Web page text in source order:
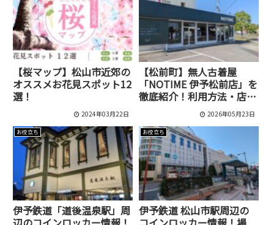
【桜マップ】松山市近郊の
オススメお花見スポット12
選！
2024年03月22日
【松前町】無人古着屋
「NOTIME 伊予松前店」を
徹底紹介！利用方法・店内
の様子・品揃えまとめ
2026年05月23日
お役立ち
伊予鉄道「道後温泉駅」周
お役立ち
伊予鉄道 松山市駅周辺の